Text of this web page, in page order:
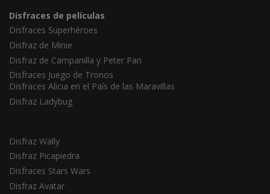
Disfraces de películas
Disfraces Superhéroes
Disfraz de Minie
Disfraz de Campanilla y Peter Pan
Disfraces Juego de Tronos
Disfraces Alicia en el País de las Maravillas
Disfraz Ladybug
Disfraz Wally
Disfraz Picapiedra
Disfraces Stars Wars
Disfraz Avatar